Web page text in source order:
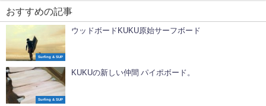
おすすめの記事
Surfing & SUP
ウッドボードKUKU原始サーフボード
Surfing & SUP
KUKUの新しい仲間 パイポボード。